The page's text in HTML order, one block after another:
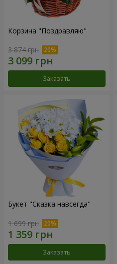
Корзина "Поздравляю"
3 874 грн
Заказать
Букет "Сказка навсегда"
1 699 грн
Заказать